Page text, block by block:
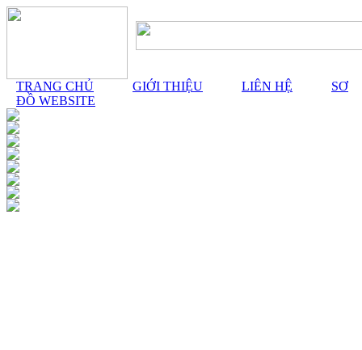
TRANG CHỦ GIỚI THIỆU LIÊN HỆ
SƠ
ĐỒ WEBSITE